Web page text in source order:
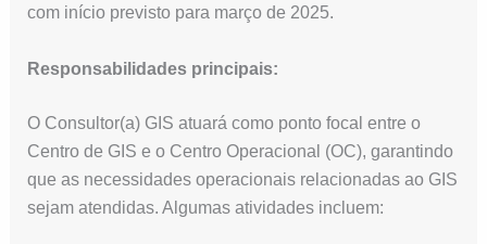
com início previsto para março de 2025.
Responsabilidades principais:
O Consultor(a) GIS atuará como ponto focal entre o
Centro de GIS e o Centro Operacional (OC), garantindo
que as necessidades operacionais relacionadas ao GIS
sejam atendidas. Algumas atividades incluem: